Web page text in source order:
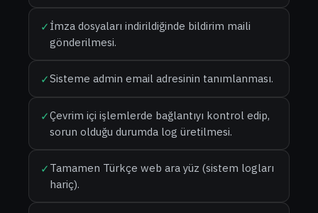
✓ İmza dosyaları indirildiğinde bildirim maili
gönderilmesi.
✓Sisteme admin email adresinin tanımlanması.
✓Çevrim içi işlemlerde bağlantıyı kontrol edip,
sorun olduğu durumda log üretilmesi.
✓ Tamamen Türkçe web ara yüz (sistem logları
hariç).